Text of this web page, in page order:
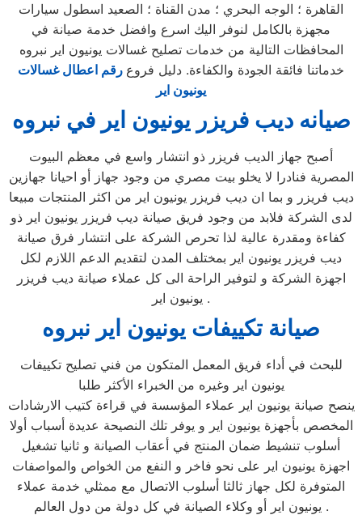
القاهرة ؛ الوجه البحري ؛ مدن القناة ؛ الصعيد اسطول سيارات
مجهزة بالكامل لنوفر اليك اسرع وافضل خدمة صيانة في
المحافظات التالية من خدمات تصليح غسالات يونيون اير نبروه
خدماتنا فائقة الجودة والكفاءة. دليل فروع رقم اعطال غسالات
يونيون اير
صيانه ديب فريزر يونيون اير في نبروه
أصبح جهاز الديب فريزر ذو انتشار واسع في معظم البيوت
المصرية فنادرا لا يخلو بيت مصري من وجود جهاز أو احيانا جهازين
ديب فريزر و بما ان ديب فريزر يونيون اير من اكثر المنتجات مبيعا
لدى الشركة فلابد من وجود فريق صيانة ديب فريزر يونيون اير ذو
كفاءة ومقدرة عالية لذا تحرص الشركة على انتشار فرق صيانة
ديب فريزر يونيون اير بمختلف المدن لتقديم الدعم اللازم لكل
اجهزة الشركة و لتوفير الراحة الى كل عملاء صيانة ديب فريزر
يونيون اير .
صيانة تكييفات يونيون اير نبروه
للبحث في أداء فريق المعمل المتكون من فني تصليح تكييفات
يونيون اير وغيره من الخبراء الأكثر طلبا
ينصح صيانة يونيون اير عملاء المؤسسة في قراءة كتيب الارشادات
المخصص بأجهزة يونيون اير و يوفر تلك النصيحة عديدة أسباب أولا
أسلوب تنشيط ضمان المنتج في أعقاب الصيانة و ثانيا تشغيل
اجهزة يونيون اير على نحو فاخر و النفع من الخواص والمواصفات
المتوفرة لكل جهاز ثالثا أسلوب الاتصال مع ممثلي خدمة عملاء
يونيون اير أو وكلاء الصيانة في كل دولة من دول العالم .